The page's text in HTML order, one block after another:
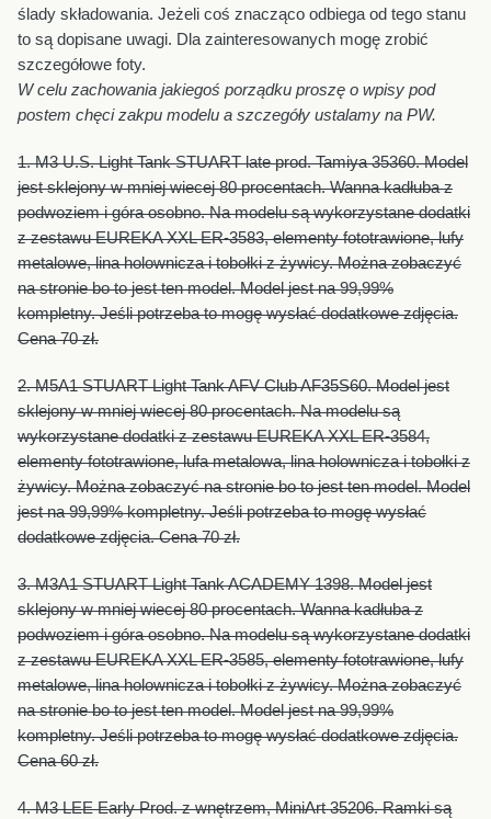
ślady składowania. Jeżeli coś znacząco odbiega od tego stanu
to są dopisane uwagi. Dla zainteresowanych mogę zrobić
szczegółowe foty.
W celu zachowania jakiegoś porządku proszę o wpisy pod
postem chęci zakpu modelu a szczegóły ustalamy na PW.
1. M3 U.S. Light Tank STUART late prod. Tamiya 35360. Model
jest sklejony w mniej wiecej 80 procentach. Wanna kadłuba z
podwoziem i góra osobno. Na modelu są wykorzystane dodatki
z zestawu EUREKA XXL ER-3583, elementy fototrawione, lufy
metalowe, lina holownicza i tobołki z żywicy. Można zobaczyć
na stronie bo to jest ten model. Model jest na 99,99%
kompletny. Jeśli potrzeba to mogę wysłać dodatkowe zdjęcia.
Cena 70 zł.
2. M5A1 STUART Light Tank AFV Club AF35S60. Model jest
sklejony w mniej wiecej 80 procentach. Na modelu są
wykorzystane dodatki z zestawu EUREKA XXL ER-3584,
elementy fototrawione, lufa metalowa, lina holownicza i tobołki z
żywicy. Można zobaczyć na stronie bo to jest ten model. Model
jest na 99,99% kompletny. Jeśli potrzeba to mogę wysłać
dodatkowe zdjęcia. Cena 70 zł.
3. M3A1 STUART Light Tank ACADEMY 1398. Model jest
sklejony w mniej wiecej 80 procentach. Wanna kadłuba z
podwoziem i góra osobno. Na modelu są wykorzystane dodatki
z zestawu EUREKA XXL ER-3585, elementy fototrawione, lufy
metalowe, lina holownicza i tobołki z żywicy. Można zobaczyć
na stronie bo to jest ten model. Model jest na 99,99%
kompletny. Jeśli potrzeba to mogę wysłać dodatkowe zdjęcia.
Cena 60 zł.
4. M3 LEE Early Prod. z wnętrzem, MiniArt 35206. Ramki są